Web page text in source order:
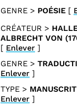
GENRE > POÉSIE [
CRÉATEUR >
ALBRECHT VON
[ Enlever ]
GENRE >
Enlever ]
TYPE > MANUSCRIT
Enlever ]